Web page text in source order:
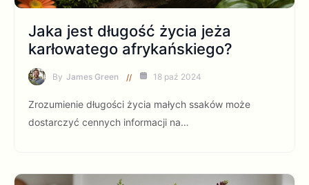
Jaka jest długość życia jeża
karłowatego afrykańskiego?
By James Green 18 paź 2024
Zrozumienie długości życia małych ssaków może
dostarczyć cennych informacji na…